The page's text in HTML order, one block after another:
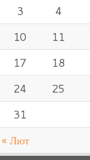
« Лют
3
4
10
11
17
18
24
25
31